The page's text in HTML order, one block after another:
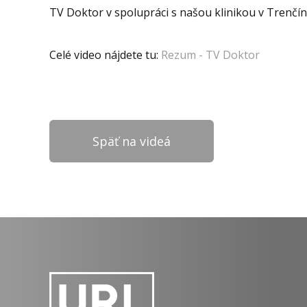
TV Doktor v spolupráci s našou klinikou v
Celé video nájdete tu: Rezum - TV Doktor
Späť na videá